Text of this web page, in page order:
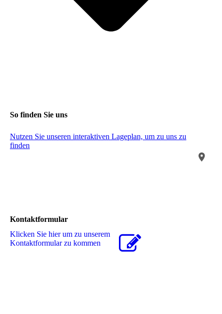
So finden Sie uns
Nutzen Sie unseren interaktiven La­ge­plan, um zu uns zu
finden
Kontaktformular
Klicken Sie hier um zu unserem
Kon­takt­for­mu­lar zu kommen